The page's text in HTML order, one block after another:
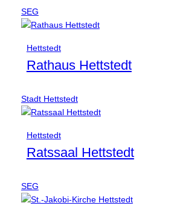
SEG
Hettstedt
Rathaus Hettstedt
Stadt Hettstedt
Hettstedt
Ratssaal Hettstedt
SEG